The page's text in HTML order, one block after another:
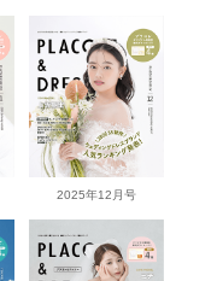
2025年12月号